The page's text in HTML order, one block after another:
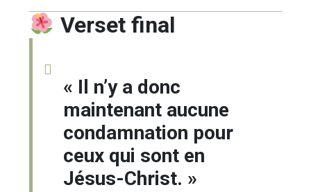
Verset final
« Il n’y a donc
maintenant aucune
condamnation pour
ceux qui sont en
Jésus-Christ. »